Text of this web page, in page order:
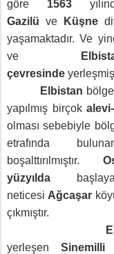
göre 1563
Gazilüve Küşne
yaşamaktadır. Ve
ve
çevresinde yerleşmiş
Elbistan
yapılmış birçokalevi-
olması sebebiyle
etrafında
boşalttırılmıştır.
yüzyılda
neticesi Ağcaşar
çıkmıştır.
yerleşen Sinemilli